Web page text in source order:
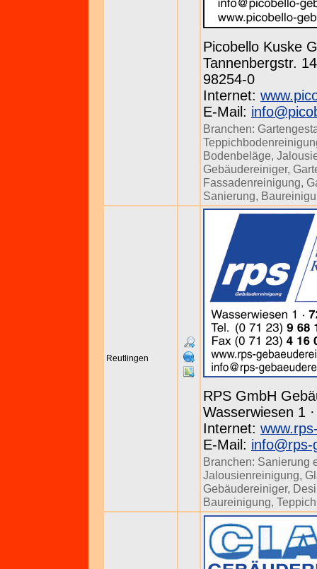
Picobello Kuske
Tannenbergstr.
98254-0
Internet:
E-Mail:
Branchen:
Bodenbeläge,
Gebäudereiniger,
Fassadenreinigung,
Sanierung,
Reutlingen
RPS GmbH
Wasserwiesen 1
Internet:
E-Mail: info@rps-
Branchen: Sanierung
Jalousienreinigung,
Gebäudereiniger,
Baureinigung,